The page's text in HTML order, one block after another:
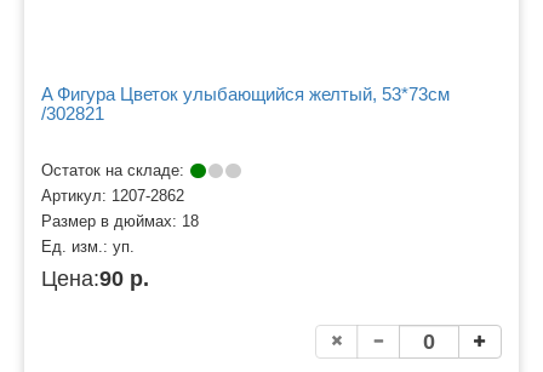
A Фигура Цветок улыбающийся желтый, 53*73см
/302821
Остаток на складе:
Артикул: 1207-2862
Размер в дюймах: 18
Ед. изм.: уп.
Цена:90 р.